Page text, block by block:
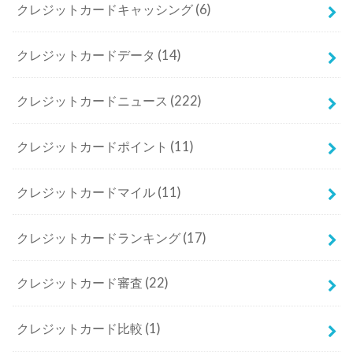
クレジットカードキャッシング (6)
クレジットカードデータ (14)
クレジットカードニュース (222)
クレジットカードポイント (11)
クレジットカードマイル (11)
クレジットカードランキング (17)
クレジットカード審査 (22)
クレジットカード比較 (1)